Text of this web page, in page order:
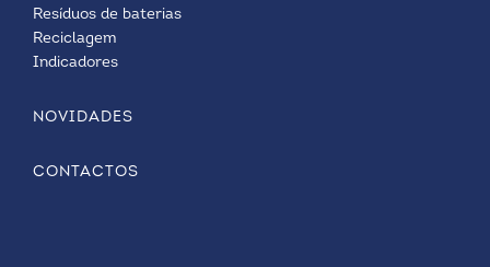
Resíduos de baterias
Reciclagem
Indicadores
NOVIDADES
CONTACTOS